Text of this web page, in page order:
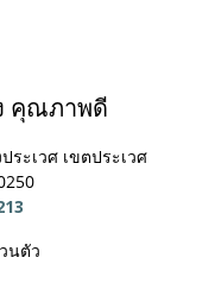
คุณภาพดี
ระเวศ เขตประเวศ
นตัว